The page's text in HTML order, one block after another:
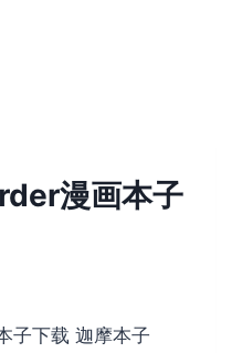
漫画本子
子下载 迦摩本子